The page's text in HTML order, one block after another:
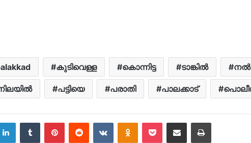
കുടിവെള്ള കൊന്നിട്ട ടാങ്കിൽ
പട്ടിയെ പരാതി പാലക്കാട്
LinkedInTumblr PinterestReddit VKontakteOdnoklassniki
Pocket Share via Email Print